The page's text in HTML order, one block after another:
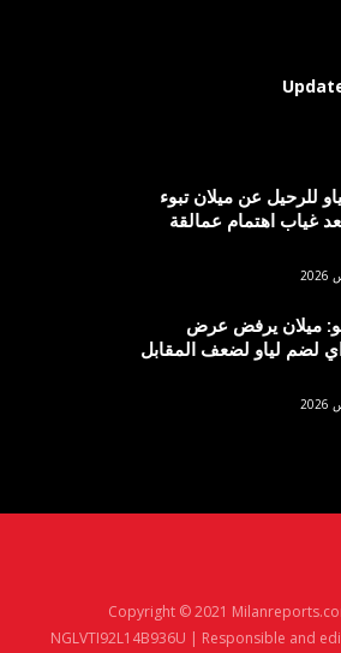
للرحيل عن ميلان تبوء
غياب اهتمام عمالقة
ميلان يرفض عرض
لضم لياو لضعف المقابل
Copyright © 2021
NGLVTI92L14B936U | Responsible and